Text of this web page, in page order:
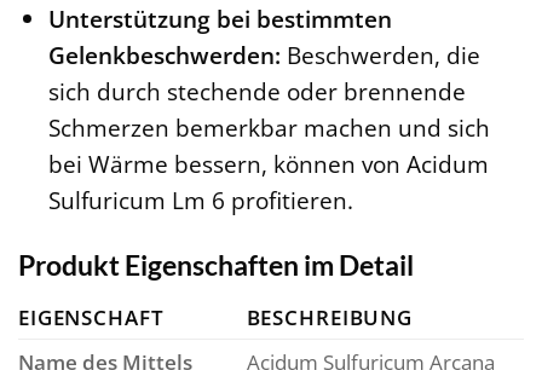
Unterstützung bei bestimmten
Gelenkbeschwerden: Beschwerden, die
sich durch stechende oder brennende
Schmerzen bemerkbar machen und sich
bei Wärme bessern, können von Acidum
Sulfuricum Lm 6 profitieren.
Produkt Eigenschaften im Detail
EIGENSCHAFT
BESCHREIBUNG
Name des Mittels
Acidum Sulfuricum Arcana